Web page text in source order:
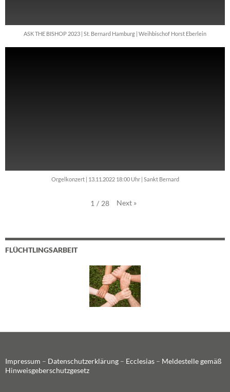
ASK THE BISHOP 2023 | St. Bernard Hamburg | Weihbischof Horst Eberlein
Orgelkonzert | 13.11.2022 18:00 Uhr | Sankt Bernard
1 / 28 Next »
FLÜCHTLINGSARBEIT
Impressum – Datenschutzerklärung – Ecclesias – Meldestelle gemäß
Hinweisgeberschutzgesetz